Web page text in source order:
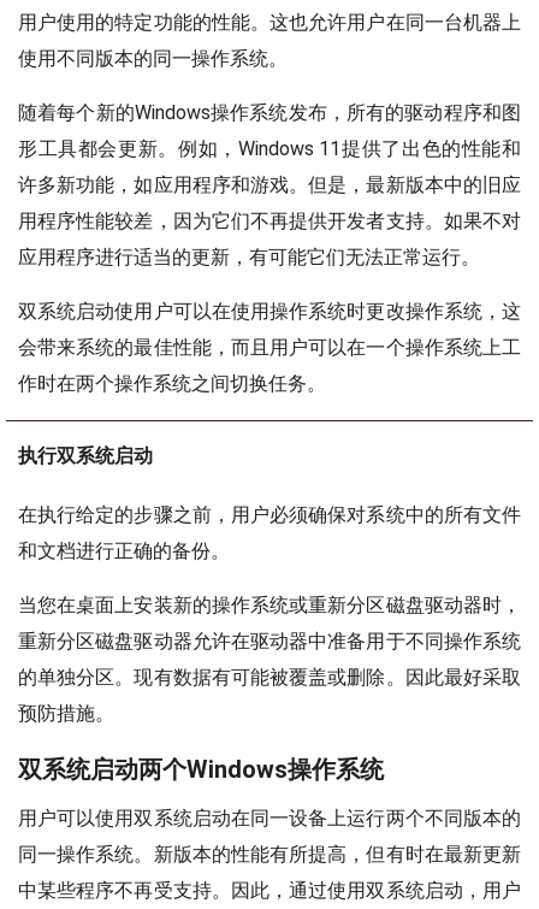
用户使用的特定功能的性能。这也允许用户在同一台机器上
使用不同版本的同一操作系统。
随着每个新的Windows操作系统发布，所有的驱动程序和图
形工具都会更新。例如，Windows 11提供了出色的性能和
许多新功能，如应用程序和游戏。但是，最新版本中的旧应
用程序性能较差，因为它们不再提供开发者支持。如果不对
应用程序进行适当的更新，有可能它们无法正常运行。
双系统启动使用户可以在使用操作系统时更改操作系统，这
会带来系统的最佳性能，而且用户可以在一个操作系统上工
作时在两个操作系统之间切换任务。
执行双系统启动
在执行给定的步骤之前，用户必须确保对系统中的所有文件
和文档进行正确的备份。
当您在桌面上安装新的操作系统或重新分区磁盘驱动器时，
重新分区磁盘驱动器允许在驱动器中准备用于不同操作系统
的单独分区。现有数据有可能被覆盖或删除。因此最好采取
预防措施。
双系统启动两个Windows操作系统
用户可以使用双系统启动在同一设备上运行两个不同版本的
同一操作系统。新版本的性能有所提高，但有时在最新更新
中某些程序不再受支持。因此，通过使用双系统启动，用户